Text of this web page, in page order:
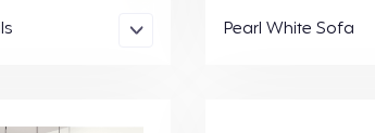
Pearl White Sofa